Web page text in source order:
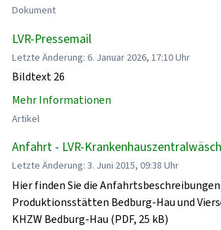
Dokument
LVR-Pressemail
Letzte Änderung: 6. Januar 2026, 17:10 Uhr
Bildtext 26
Mehr Informationen
Artikel
Anfahrt - LVR-
Letzte Änderung: 3. Juni 2015, 09:38 Uhr
Hier finden Sie die Anfahrtsbeschreibungen
Produktionsstätten Bedburg-Hau und
KHZW Bedburg-Hau (PDF, 25 kB)